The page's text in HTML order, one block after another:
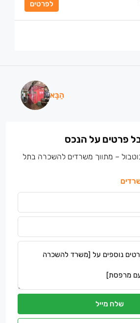
לפרטים
הַבָּא
– מתווך משרדים להשכרה בתל
שלח מייל